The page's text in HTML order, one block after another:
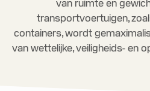
van ruimte en
transportvoertuigen,
containers, wordt
van wettelijke, veiligheids- en